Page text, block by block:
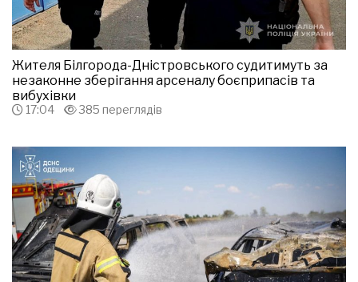
Жителя Білгорода-Дністровського судитимуть за
незаконне зберігання арсеналу боєприпасів та
вибухівки
17:04 385 переглядів